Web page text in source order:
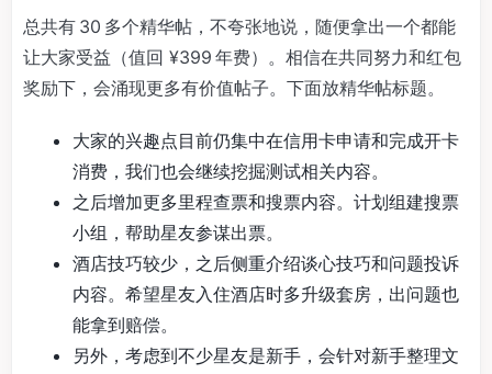
总共有 30 多个精华帖，不夸张地说，随便拿出一个都能
让大家受益（值回 ¥399 年费）。相信在共同努力和红包
奖励下，会涌现更多有价值帖子。下面放精华帖标题。
大家的兴趣点目前仍集中在信用卡申请和完成开卡
消费，我们也会继续挖掘测试相关内容。
之后增加更多里程查票和搜票内容。计划组建搜票
小组，帮助星友参谋出票。
酒店技巧较少，之后侧重介绍谈心技巧和问题投诉
内容。希望星友入住酒店时多升级套房，出问题也
能拿到赔偿。
另外，考虑到不少星友是新手，会针对新手整理文